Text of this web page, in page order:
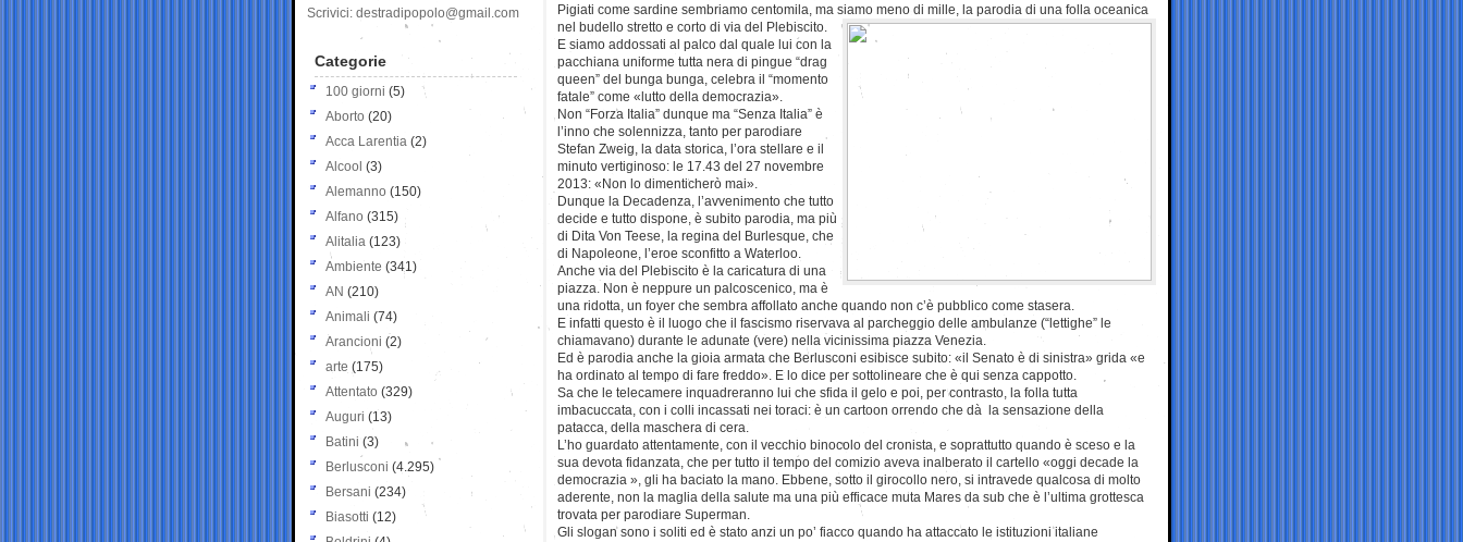
Pigiati come sardine sembriamo centomila, ma siamo meno di mille, la parodia di una folla oceanica
nel budello stretto e corto di via del Plebiscito.
E siamo addossati al palco dal quale lui con la
pacchiana uniforme tutta nera di pingue “drag
queen” del bunga bunga, celebra il “momento
fatale” come «lutto della democrazia».
Non “Forza Italia” dunque ma “Senza Italia” è
l’inno che solennizza, tanto per parodiare
Stefan Zweig, la data storica, l’ora stellare e il
minuto vertiginoso: le 17.43 del 27 novembre
2013: «Non lo dimenticherò mai».
Dunque la Decadenza, l’avvenimento che tutto
decide e tutto dispone, è subito parodia, ma più
di Dita Von Teese, la regina del Burlesque, che
di Napoleone, l’eroe sconfitto a Waterloo.
Anche via del Plebiscito è la caricatura di una
piazza. Non è neppure un palcoscenico, ma è
una ridotta, un foyer che sembra affollato anche quando non c’è pubblico come stasera.
E infatti questo è il luogo che il fascismo riservava al parcheggio delle ambulanze (“lettighe” le
chiamavano) durante le adunate (vere) nella vicinissima piazza Venezia.
Ed è parodia anche la gioia armata che Berlusconi esibisce subito: «il Senato è di sinistra» grida «e
ha ordinato al tempo di fare freddo». E lo dice per sottolineare che è qui senza cappotto.
Sa che le telecamere inquadreranno lui che sfida il gelo e poi, per contrasto, la folla tutta
imbacuccata, con i colli incassati nei toraci: è un cartoon orrendo che dà la sensazione della
patacca, della maschera di cera.
L’ho guardato attentamente, con il vecchio binocolo del cronista, e soprattutto quando è sceso e la
sua devota fidanzata, che per tutto il tempo del comizio aveva inalberato il cartello «oggi decade la
democrazia », gli ha baciato la mano. Ebbene, sotto il girocollo nero, si intravede qualcosa di molto
aderente, non la maglia della salute ma una più efficace muta Mares da sub che è l’ultima grottesca
trovata per parodiare Superman.
Gli slogan sono i soliti ed è stato anzi un po’ fiacco quando ha attaccato le istituzioni italiane
Scrivici: destradipopolo@gmail.com
Categorie
100 giorni (5)
Aborto (20)
Acca Larentia (2)
Alcool (3)
Alemanno (150)
Alfano (315)
Alitalia (123)
Ambiente (341)
AN (210)
Animali (74)
Arancioni (2)
arte (175)
Attentato (329)
Auguri (13)
Batini (3)
Berlusconi (4.295)
Bersani (234)
Biasotti (12)